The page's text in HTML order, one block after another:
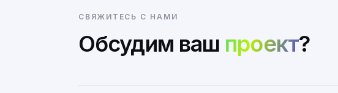
СВЯЖИТЕСЬ С НАМИ
Обсудим ваш проект?